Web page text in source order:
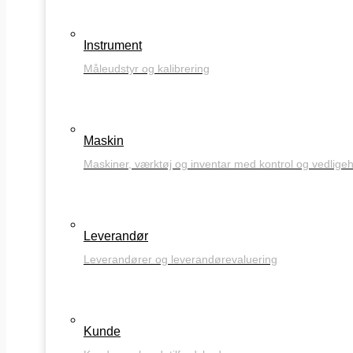
Instrument
Måleudstyr og kalibrering
Maskin
Maskiner, værktøj og inventar med kontrol og
Leverandør
Leverandører og leverandørevaluering
Kunde